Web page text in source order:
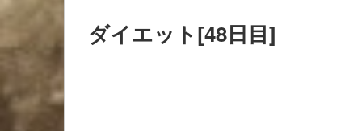
ダイエット[48日目]